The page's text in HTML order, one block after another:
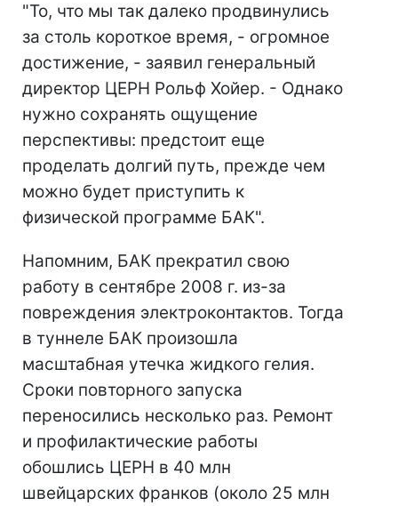
"То, что мы так далеко продвинулись
за столь короткое время, - огромное
достижение, - заявил генеральный
директор ЦЕРН Рольф Хойер. - Однако
нужно сохранять ощущение
перспективы: предстоит еще
проделать долгий путь, прежде чем
можно будет приступить к
физической программе БАК".
Напомним, БАК прекратил свою
работу в сентябре 2008 г. из-за
повреждения электроконтактов. Тогда
в туннеле БАК произошла
масштабная утечка жидкого гелия.
Сроки повторного запуска
переносились несколько раз. Ремонт
и профилактические работы
обошлись ЦЕРН в 40 млн
швейцарских франков (около 25 млн